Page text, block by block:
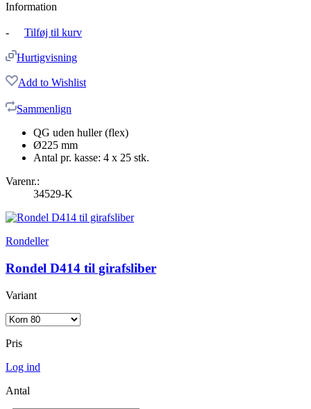
Information
- Tilføj til kurv
Hurtigvisning
Add to Wishlist
Sammenlign
QG uden huller (flex)
Ø225 mm
Antal pr. kasse: 4 x 25 stk.
Varenr.:
34529-K
Rondeller
Rondel D414 til girafsliber
Variant
Pris
Log ind
Antal